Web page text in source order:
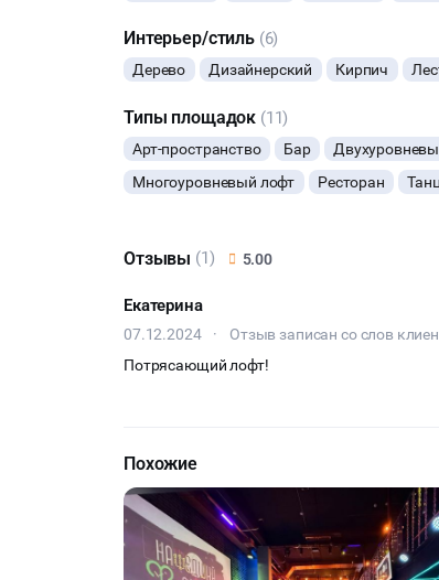
Интерьер/стиль (6)
Дерево Дизайнерский Кирпич
Типы площадок (11)
Арт-пространство Бар
Многоуровневый лофт
Ресторан
Отзывы (1) 5.00
Екатерина
07.12.2024 ·
Отзыв записан со слов
Потрясающий лофт!
Похожие